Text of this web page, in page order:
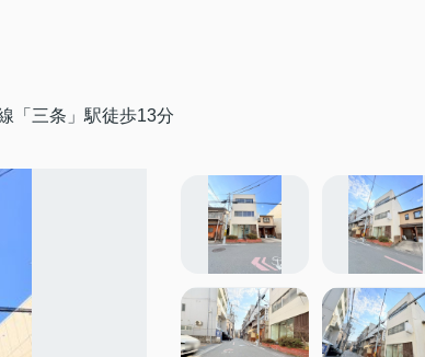
「三条」駅徒歩13分